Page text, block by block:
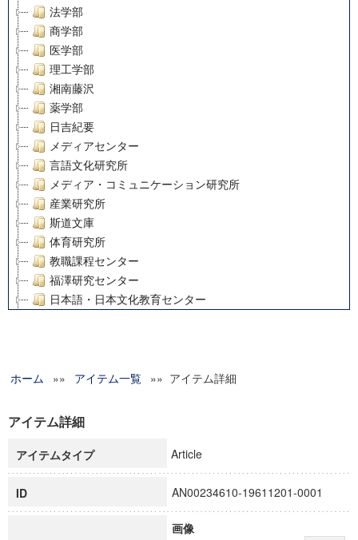
法学部
商学部
医学部
理工学部
湘南藤沢
薬学部
日吉紀要
メディアセンター
言語文化研究所
メディア・コミュニケーション研究所
産業研究所
斯道文庫
体育研究所
教職課程センター
福澤研究センター
日本語・日本文化教育センター
グローバルリサーチインスティテュート
科学研究費補助金研究成果報告書
慶應義塾大学グローバルCOEプログラム市民社会ガバナンス
慶應義塾大学グローバルCOEプログラム論理と感性の先端的
博士課程教育リーディングプログラム「超成熟社会発展のサ
学術雑誌掲載論文等(8)
ホーム »» アイテム一覧 »» アイテム詳細
アイテム詳細
アイテムタイプ Article
ID AN00234610-19611201-0001
画像